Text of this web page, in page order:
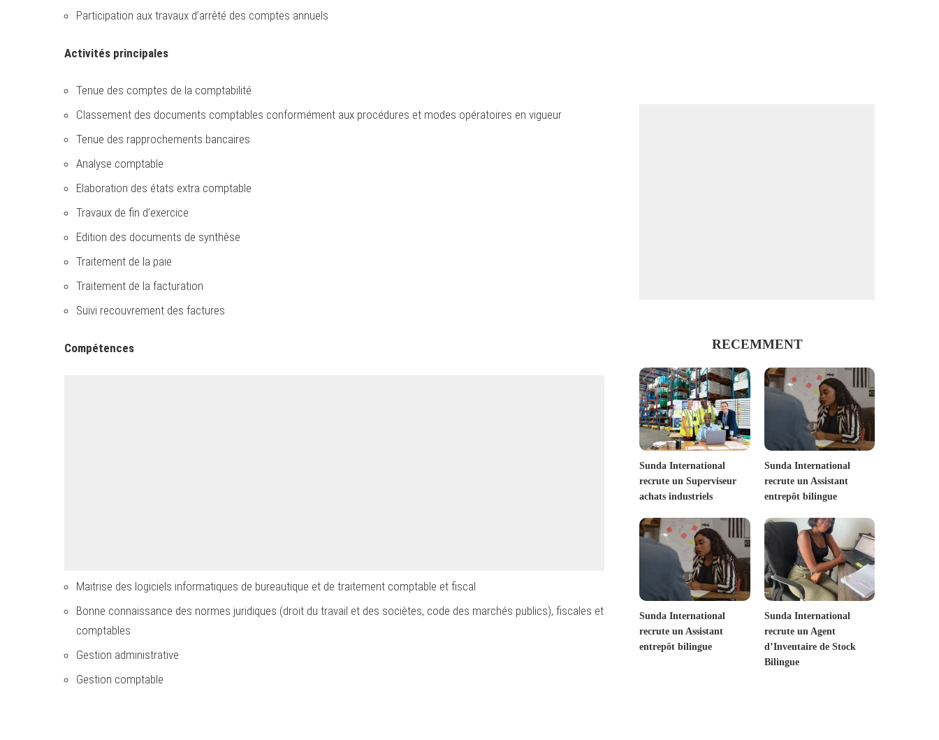
Participation aux travaux d’arrêté des comptes annuels
Activités principales
Tenue des comptes de la comptabilité
Classement des documents comptables conformément aux procédures et modes opératoires en vigueur
Tenue des rapprochements bancaires
Analyse comptable
Elaboration des états extra comptable
Travaux de fin d’exercice
Edition des documents de synthèse
Traitement de la paie
Traitement de la facturation
Suivi recouvrement des factures
Compétences
Maitrise des logiciels informatiques de bureautique et de traitement comptable et fiscal
Bonne connaissance des normes juridiques (droit du travail et des sociètes, code des marchés publics), fiscales et
comptables
Gestion administrative
Gestion comptable
RECEMMENT
Sunda International
recrute un Superviseur
achats industriels
Sunda International
recrute un Assistant
entrepôt bilingue
Sunda International
recrute un Assistant
entrepôt bilingue
Sunda International
recrute un Agent
d’Inventaire de Stock
Bilingue